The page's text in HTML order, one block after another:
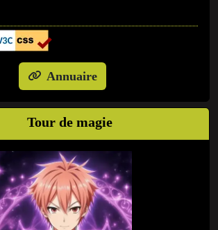
Annuaire
Tour de magie